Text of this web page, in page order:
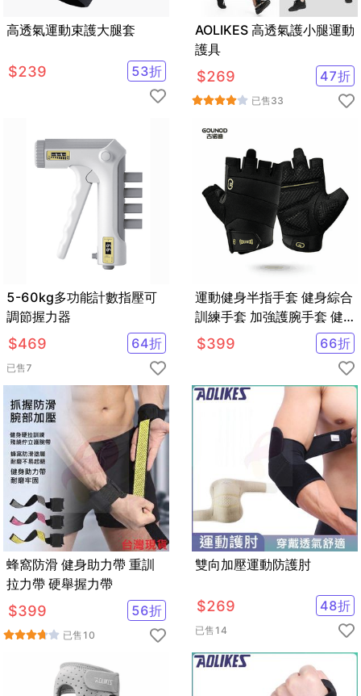
高透氣運動束護大腿套
$239 53折
AOLIKES 高透氣護小腿運動
護具
$269 47折
已售33
5-60kg多功能計數指壓可
調節握力器
$469 64折
已售7
運動健身半指手套 健身綜合
訓練手套 加強護腕手套 健
身手套 重訓手套 舉重器械
護手掌
$399 66折
蜂窩防滑 健身助力帶 重訓
拉力帶 硬舉握力帶
$399 56折
已售 10
雙向加壓運動防護肘
$269 48折
已售 14